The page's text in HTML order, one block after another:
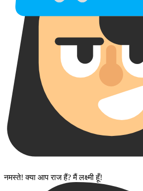
नमस्ते! क्या आप राज हैं? मैं लक्ष्मी हूँ!